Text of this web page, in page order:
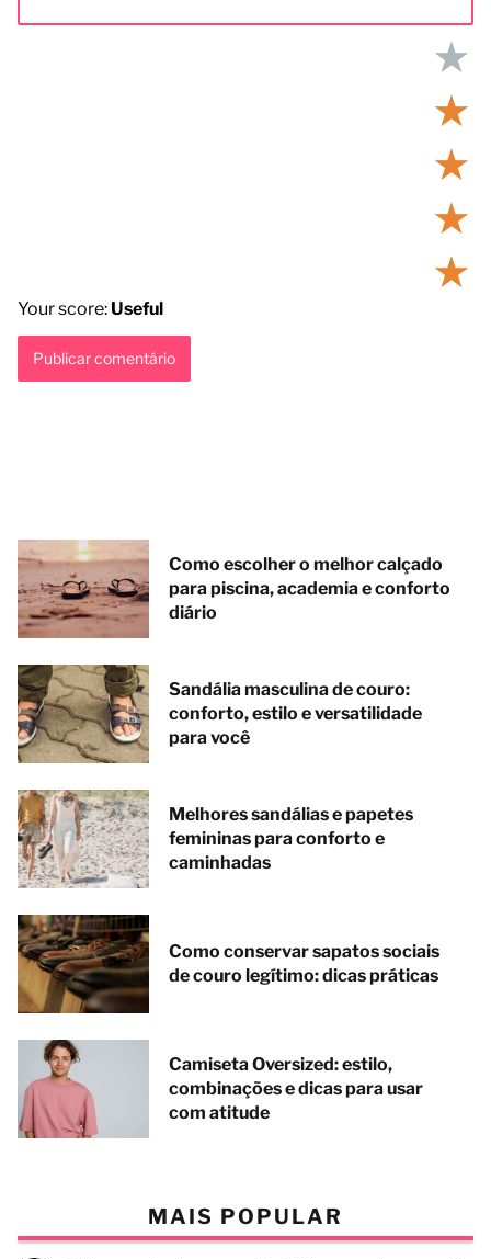
★
★
★
★
★
Your score: Useful
Como escolher o melhor calçado
para piscina, academia e conforto
diário
Sandália masculina de couro:
conforto, estilo e versatilidade
para você
Melhores sandálias e papetes
femininas para conforto e
caminhadas
Como conservar sapatos sociais
de couro legítimo: dicas práticas
Camiseta Oversized: estilo,
combinações e dicas para usar
com atitude
MAIS POPULAR